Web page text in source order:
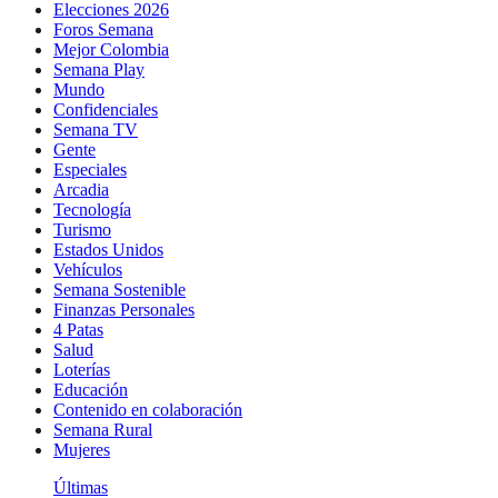
Elecciones 2026
Foros Semana
Mejor Colombia
Semana Play
Mundo
Confidenciales
Semana TV
Gente
Especiales
Arcadia
Tecnología
Turismo
Estados Unidos
Vehículos
Semana Sostenible
Finanzas Personales
4 Patas
Salud
Loterías
Educación
Contenido en colaboración
Semana Rural
Mujeres
Últimas